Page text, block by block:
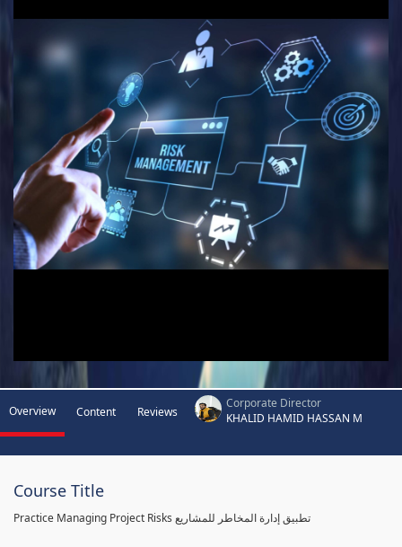
Video
Overview Content Reviews
Corporate Director
KHALID HAMID HASSAN M
Course Title
Practice Managing Project Risks تطبيق إدارة المخاطر للمشاريع